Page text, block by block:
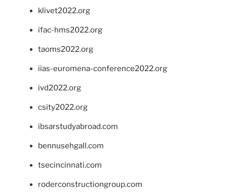
klivet2022.org
ifac-hms2022.org
taoms2022.org
iias-euromena-conference2022.org
ivd2022.org
csity2022.org
ibsarstudyabroad.com
bennusehgall.com
tsecincinnati.com
roderconstructiongroup.com